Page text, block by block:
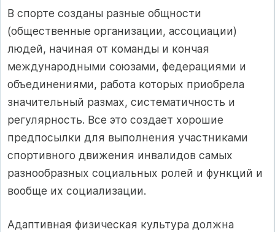
В спорте созданы разные общности
(общественные организации, ассоциации)
людей, начиная от команды и кончая
международными союзами, федерациями и
объединениями, работа которых приобрела
значительный размах, систематичность и
регулярность. Все это создает хорошие
предпосылки для выполнения участниками
спортивного движения инвалидов самых
разнообразных социальных ролей и функций и
вообще их социализации.
Адаптивная физическая культура должна